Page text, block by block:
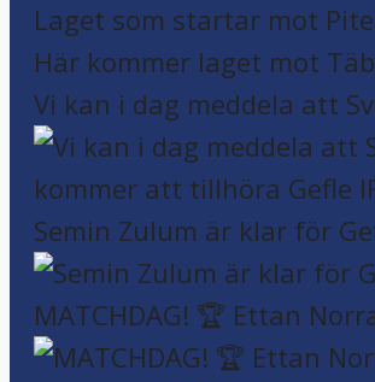
Laget som startar mot
Här kommer laget mot
Vi kan i dag meddela att
Semin Zulum är klar för
MATCHDAG! 🏆 Ettan